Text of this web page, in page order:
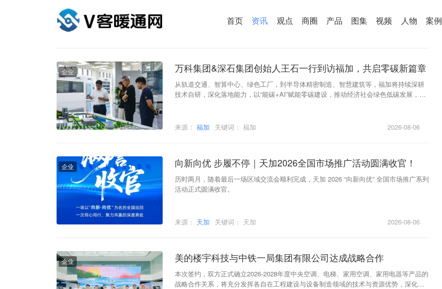
首页 资讯 观点 商圈 产品 图集 视频 人物 案例
最新 原创 企业 舒适家居 热泵 区域 冷链 招聘
企业 万科集团&深石集团创始人王石一行到访福加，共启零碳新篇章
从轨道交通、智算中心、绿色工厂，到半导体精密制造、智慧建筑等，福加将持续深耕
技术自研，深化落地能力，以“能碳+AI”赋能零碳建设，推动经济社会绿色低碳发展，支
来源： 福加 关键词：福加 2026-08-06
企业 向新向优 步履不停｜天加2026全国市场推广活动圆满收官！
历时两月，随着最后一场区域交流会顺利完成，天加 2026 “向新向优” 全国市场推广系列
活动正式圆满收官。
来源： 天加 关键词： 天加 2026-08-06
企业 美的楼宇科技与中铁一局集团有限公司达成战略合作
本次签约，双方正式确立2026-2028年度中央空调、电梯、家用空调、家用电器等产品的
战略合作关系，将充分发挥各自在工程建设与设备制造领域的技术与资源优势，深化供